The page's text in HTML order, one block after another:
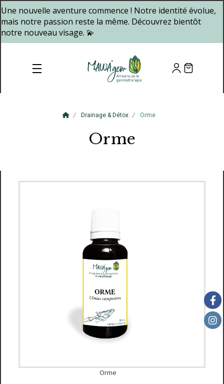
Une nouvelle aventure commence ! Notre identité évolue,
mais notre passion reste la même. Découvrez bientôt
notre nouveau visage. 💫
Drainage & Détox Orme
Orme
Orme
Panneau de gestion des cookies